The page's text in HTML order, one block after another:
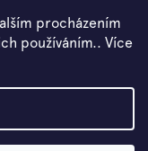
procházením
používáním.. Více
youtube
Shoptet